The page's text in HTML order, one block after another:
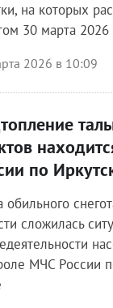
на которых
30 марта 2026
2026 в 10:09
по
обильного
сложилась
МЧС России